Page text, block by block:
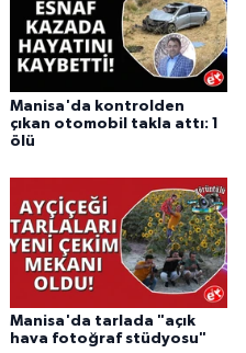
Manisa'da kontrolden
çıkan otomobil takla attı: 1
ölü
Manisa'da tarlada "açık
hava fotoğraf stüdyosu"